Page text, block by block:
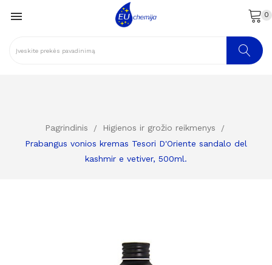
 0
Pagrindinis
Higienos ir grožio reikmenys
Prabangus vonios kremas Tesori D'Oriente sandalo del
kashmir e vetiver, 500ml.